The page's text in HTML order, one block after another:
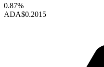
0.87%
ADA$0.2015